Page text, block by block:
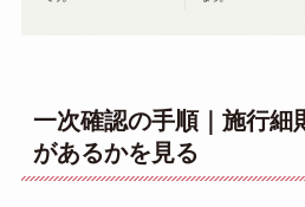
一次確認の手順｜施行細
があるかを見る